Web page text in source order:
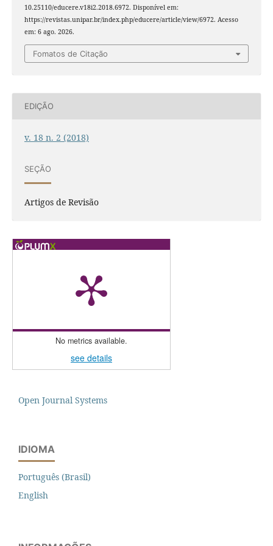
10.25110/educere.v18i2.2018.6972. Disponível em:
https://revistas.unipar.br/index.php/educere/article/view/6972. Acesso
em: 6 ago. 2026.
Fomatos de Citação
EDIÇÃO
v. 18 n. 2 (2018)
SEÇÃO
Artigos de Revisão
No metrics available.
see details
Open Journal Systems
IDIOMA
Português (Brasil)
English